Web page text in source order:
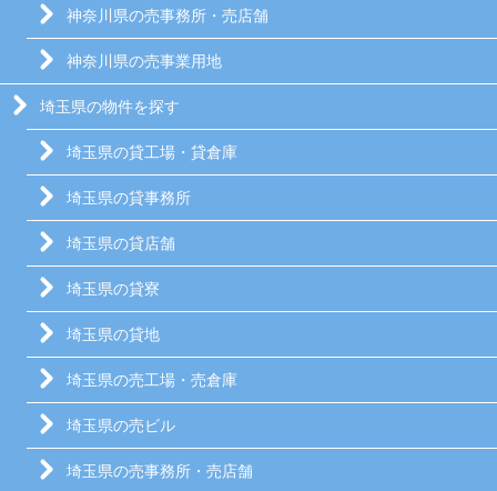
神奈川県の売事務所・売店舗
神奈川県の売事業用地
埼玉県の物件を探す
埼玉県の貸工場・貸倉庫
埼玉県の貸事務所
埼玉県の貸店舗
埼玉県の貸寮
埼玉県の貸地
埼玉県の売工場・売倉庫
埼玉県の売ビル
埼玉県の売事務所・売店舗